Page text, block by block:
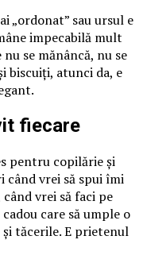
„ordonat” sau ursul e
impecabilă mult
se mănâncă, nu se
biscuiți, atunci da, e
fiecare
pentru copilărie și
vrei să spui îmi
vrei să faci pe
care să umple o
tăcerile. E prietenul